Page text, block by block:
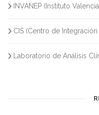
INVANEP (Instituto
CIS (Centro de
Laboratorio de Análisis